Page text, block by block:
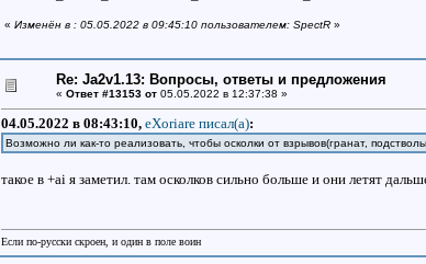
« Изменён в : 05.05.2022 в 09:45:10 пользователем: SpectR »
Re: Ja2v1.13: Вопросы, ответы и предложения
« Ответ #13153 от 05.05.2022 в 12:37:38 »
04.05.2022 в 08:43:10, eXoriare писал(a):
Возможно ли как-то реализовать, чтобы осколки от взрывов(гранат,
такое в +ai я заметил. там осколков сильно больше и они летят
Если по-русски скроен, и один в поле воин